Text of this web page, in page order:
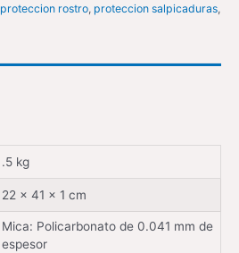
proteccion rostro, proteccion salpicaduras,
.5 kg
22 × 41 × 1 cm
Mica: Policarbonato de 0.041 mm de
espesor